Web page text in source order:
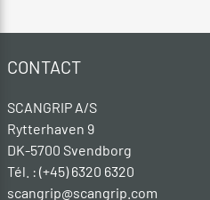
CONTACT
SCANGRIP A/S
Rytterhaven 9
DK-5700 Svendborg
Tél. : (+45) 6320 6320
scangrip@scangrip.com